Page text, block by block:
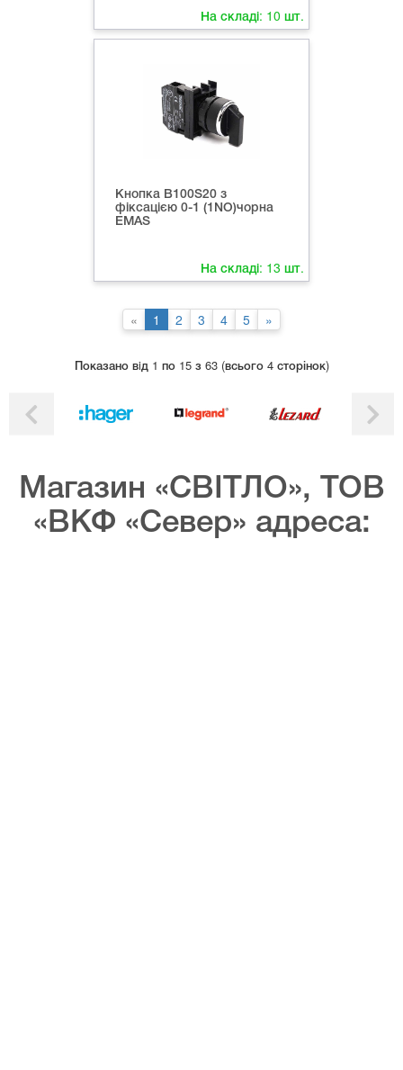
На складі: 10 шт.
Кнопка B100S20 з
фіксацією 0-1 (1NO)чорна
EMAS
На складі: 13 шт.
« 1 2 3 4 5 »
Показано вiд 1 по 15 з 63 (всього 4 сторінок)
Магазин «СВІТЛО», ТОВ
«ВКФ «Север» адреса: